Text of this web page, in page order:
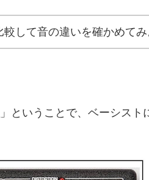
して音の違いを確かめてみ
」ということで、ベーシスト